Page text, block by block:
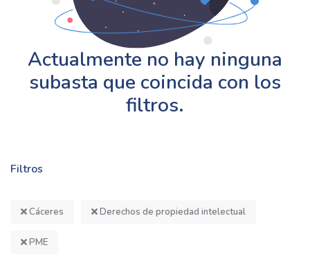
Filtros
Cáceres Derechos de propiedad intelectual
PME
Actualmente no hay ninguna
subasta que coincida con los
filtros.